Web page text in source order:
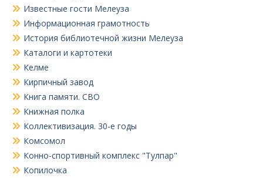
Известные гости Мелеуза
Информационная грамотность
История библиотечной жизни Мелеуза
Каталоги и картотеки
Келме
Кирпичный завод
Книга памяти. СВО
Книжная полка
Коллективизация. 30-е годы
Комсомол
Конно-спортивный комплекс "Тулпар"
Копилочка